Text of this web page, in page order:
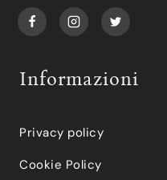
Informazioni
Privacy policy
Cookie Policy